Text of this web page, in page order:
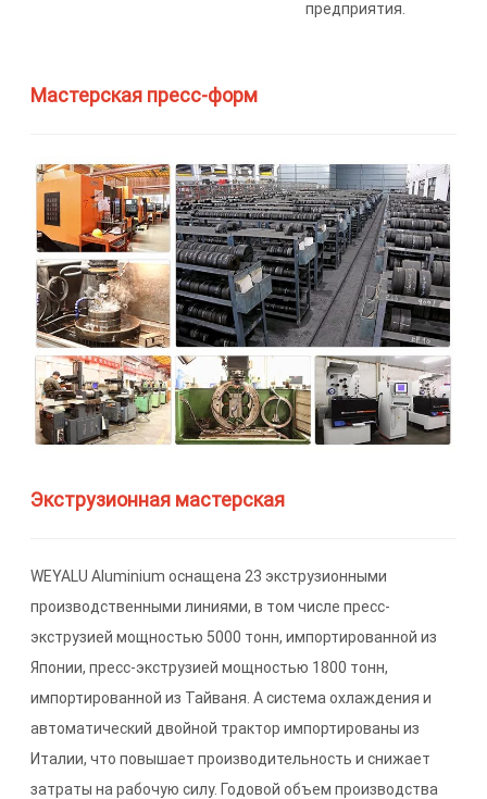
предприятия.
Мастерская пресс-форм
Экструзионная мастерская
WEYALU Aluminium оснащена 23 экструзионными
производственными линиями, в том числе пресс-
экструзией мощностью 5000 тонн, импортированной из
Японии, пресс-экструзией мощностью 1800 тонн,
импортированной из Тайваня. А система охлаждения и
автоматический двойной трактор импортированы из
Италии, что повышает производительность и снижает
затраты на рабочую силу. Годовой объем производства